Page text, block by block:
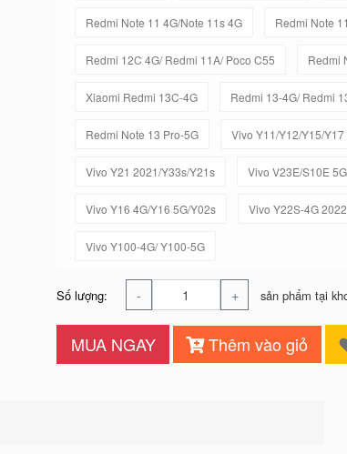
Redmi Note 11 4G/Note 11s 4G Redmi Note
Redmi 12C 4G/ Redmi 11A/ Poco C55 Redmi
Xiaomi Redmi 13C-4G Redmi 13-4G/ Redmi
Redmi Note 13 Pro-5G Vivo Y11/Y12/Y15/Y17
Vivo Y21 2021/Y33s/Y21s Vivo V23E/S10E 5G
Vivo Y16 4G/Y16 5G/Y02s Vivo Y22S-4G
Vivo Y100-4G/ Y100-5G
Số lượng: - + sản phẩm tại
MUA NGAY Thêm vào giỏ